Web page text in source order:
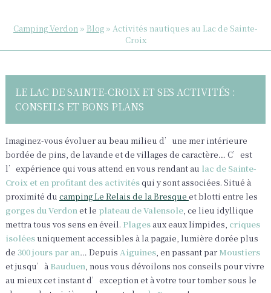
Camping Verdon » Blog » Activités nautiques au Lac de Sainte-
Croix
LE LAC DE SAINTE-CROIX ET SES ACTIVITÉS :
CONSEILS ET BONS PLANS
Imaginez-vous évoluer au beau milieu d’une mer intérieure
bordée de pins, de lavande et de villages de caractère… C’est
l’expérience qui vous attend en vous rendant au lac de Sainte-
Croix et en profitant des activitésqui y sont associées. Situé à
proximité du camping Le Relais de la Bresque et blotti entre les
gorges du Verdonet le plateau de Valensole, ce lieu idyllique
mettra tous vos sens en éveil. Plagesaux eaux limpides, criques
isoléesuniquement accessibles à la pagaie, lumière dorée plus
de 300 jours par an… Depuis Aiguines, en passant par Moustiers
et jusqu’à Bauduen, nous vous dévoilons nos conseils pour vivre
au mieux cet instant d’exception et à votre tour tomber sous le